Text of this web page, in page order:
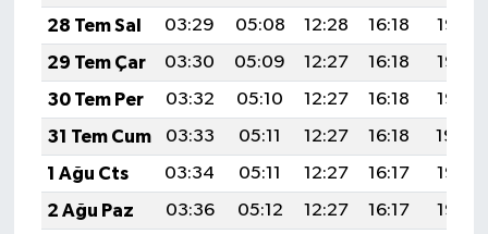
28 Tem Sal
03:29 05:08 12:28 16:18
19:37
29 Tem Çar
03:30 05:09 12:27 16:18
19:36
30 Tem Per
03:32 05:10 12:27 16:18
19:35
31 Tem Cum
03:33 05:11 12:27 16:18
19:34
1 Ağu Cts
03:34 05:11 12:27 16:17
19:33
2 Ağu Paz
03:36 05:12 12:27 16:17
19:32